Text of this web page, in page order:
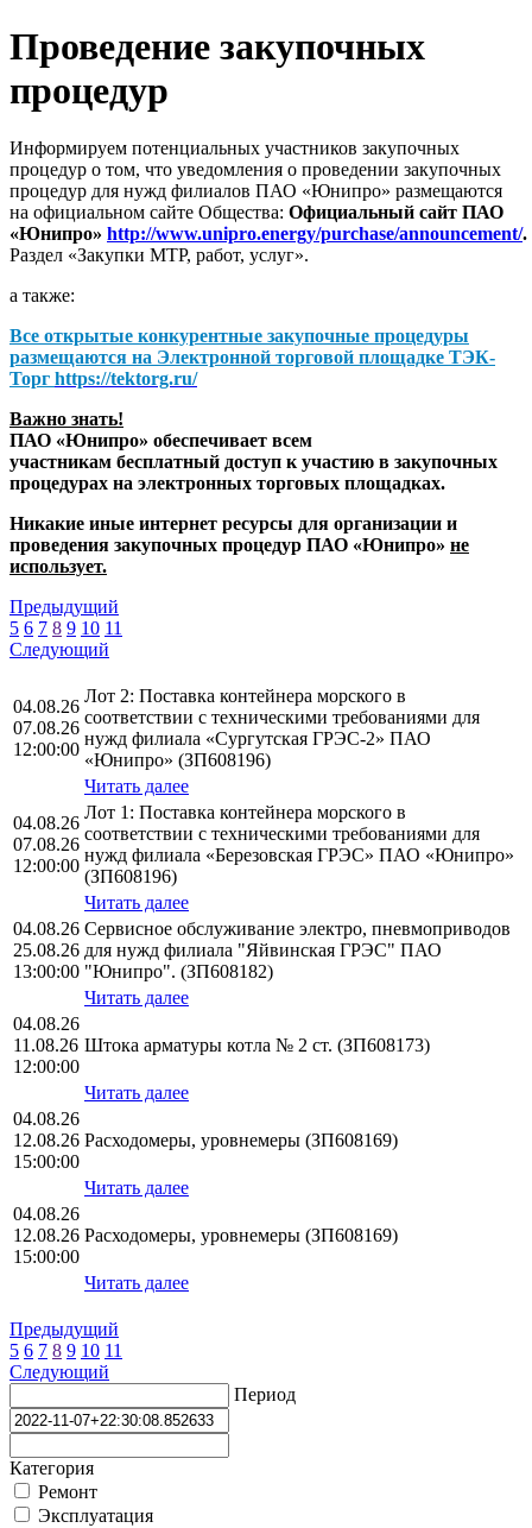
Проведение закупочных
процедур
Информируем потенциальных участников закупочных
процедур о том, что уведомления о проведении закупочных
процедур для нужд филиалов ПАО «Юнипро» размещаются
на официальном сайте Общества: Официальный сайт ПАО
«Юнипро» http://www.unipro.energy/purchase/announcement/.
Раздел «Закупки МТР, работ, услуг».
а также:
Все открытые конкурентные закупочные процедуры
размещаются на Электронной торговой площадке ТЭК-
Торг https://tektorg.ru/
Важно знать!
ПАО «Юнипро» обеспечивает всем
участникам бесплатный доступ к участию в закупочных
процедурах на электронных торговых площадках.
Никакие иные интернет ресурсы для организации и
проведения закупочных процедур ПАО «Юнипро» не
использует.
Предыдущий
5 6 7 8 9 10 11
Следующий
04.08.26
07.08.26
12:00:00
Лот 2: Поставка контейнера морского в
соответствии с техническими требованиями для
нужд филиала «Сургутская ГРЭС-2» ПАО
«Юнипро» (ЗП608196)
Читать далее
04.08.26
07.08.26
12:00:00
Лот 1: Поставка контейнера морского в
соответствии с техническими требованиями для
нужд филиала «Березовская ГРЭС» ПАО «Юнипро»
(ЗП608196)
Читать далее
04.08.26
25.08.26
13:00:00
Сервисное обслуживание электро, пневмоприводов
для нужд филиала "Яйвинская ГРЭС" ПАО
"Юнипро". (ЗП608182)
Читать далее
04.08.26
11.08.26
12:00:00
Штока арматуры котла № 2 ст. (ЗП608173)
Читать далее
04.08.26
12.08.26
15:00:00
Расходомеры, уровнемеры (ЗП608169)
Читать далее
04.08.26
12.08.26
15:00:00
Расходомеры, уровнемеры (ЗП608169)
Читать далее
Предыдущий
5 6 7 8 9 10 11
Следующий
Период
Категория
Ремонт
Эксплуатация